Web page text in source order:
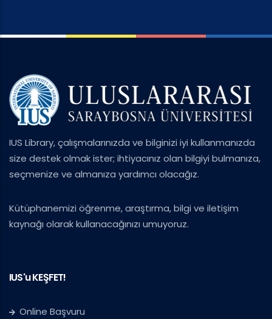
IUS Library, çalışmalarınızda ve bilginizi iyi kullanmanızda
size destek olmak ister; ihtiyacınız olan bilgiyi bulmanıza,
seçmenize ve almanıza yardımcı olacağız.
Kütüphanemizi öğrenme, araştırma, bilgi ve iletişim
kaynağı olarak kullanacağınızı umuyoruz.
IUS'u KEŞFET!
Online Başvuru